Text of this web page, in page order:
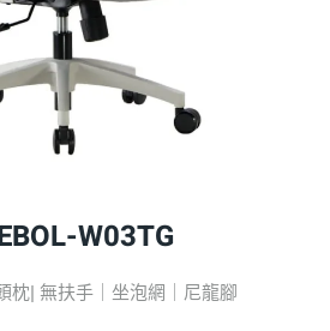
W03TG
枕| 無扶手｜坐泡網｜尼龍腳